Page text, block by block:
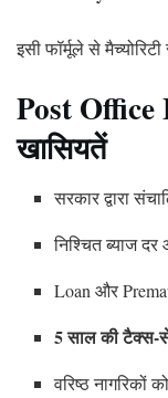
इसी फॉर्मूले से मैच्योरिटी
Post Office
खासियतें
सरकार द्वारा
निश्चित ब्याज दर
Loan और
5 साल की टैक्स-
वरिष्ठ नागरिकों